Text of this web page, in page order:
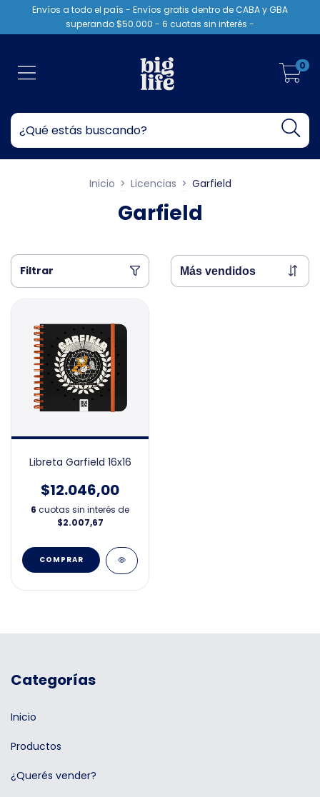
Envíos a todo el país - Envíos gratis dentro de CABA y GBA
superando $50.000 - 6 cuotas sin interés -
0
Inicio > Licencias > Garfield
Garfield
Filtrar
Libreta Garfield 16x16
$12.046,00
6 cuotas sin interés de
$2.007,67
COMPRAR
Categorías
Inicio
Productos
¿Querés vender?